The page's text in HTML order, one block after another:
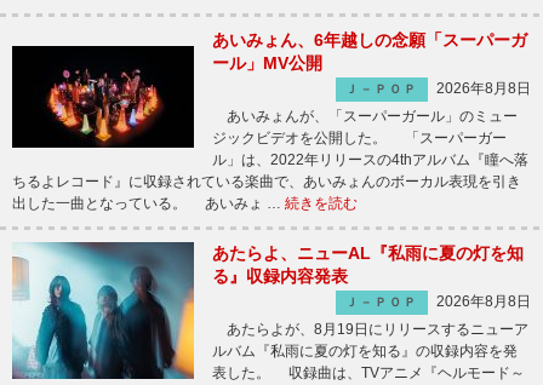
あいみょん、6年越しの念願「スーパーガ
ール」MV公開
Ｊ－ＰＯＰ
2026年8月8日
あいみょんが、「スーパーガール」のミュー
ジックビデオを公開した。 「スーパーガー
ル」は、2022年リリースの4thアルバム『瞳へ落
ちるよレコード』に収録されている楽曲で、あいみょんのボーカル表現を引き
出した一曲となっている。 あいみょ … 続きを読む
あたらよ、ニューAL『私雨に夏の灯を知
る』収録内容発表
Ｊ－ＰＯＰ
2026年8月8日
あたらよが、8月19日にリリースするニューア
ルバム『私雨に夏の灯を知る』の収録内容を発
表した。 収録曲は、TVアニメ『ヘルモード～